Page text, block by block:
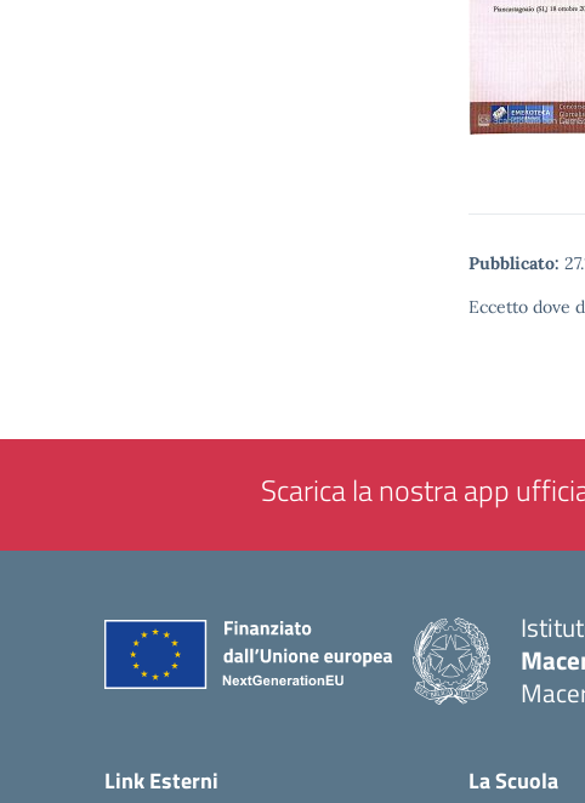
Pubblicato:
Eccetto dove
Scarica la nostra app
Link Esterni La Scuola